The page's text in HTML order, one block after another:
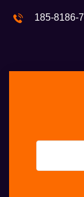
185-8186-